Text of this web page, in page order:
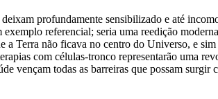
profundamente sensibilizado e até
exemplo referencial; seria uma reedição
a Terra não ficava no centro do Universo, e
com células-tronco representarão uma
vençam todas as barreiras que possam surgir